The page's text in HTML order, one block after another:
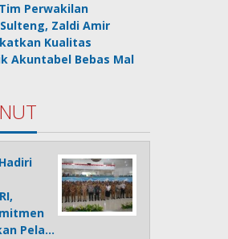
Perwakilan
Zaldi Amir
Kualitas
Akuntabel Bebas Mal
Pela…